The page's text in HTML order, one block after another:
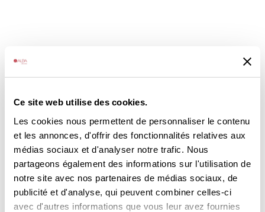
Ce site web utilise des cookies.
Les cookies nous permettent de personnaliser le contenu
et les annonces, d'offrir des fonctionnalités relatives aux
médias sociaux et d'analyser notre trafic. Nous
partageons également des informations sur l'utilisation de
notre site avec nos partenaires de médias sociaux, de
publicité et d'analyse, qui peuvent combiner celles-ci
avec d'autres informations que vous leur avez fournies
DES
SOLUTIONS
ADAPTÉES
AUX
EXIGENCES
HÔTELIÈRES